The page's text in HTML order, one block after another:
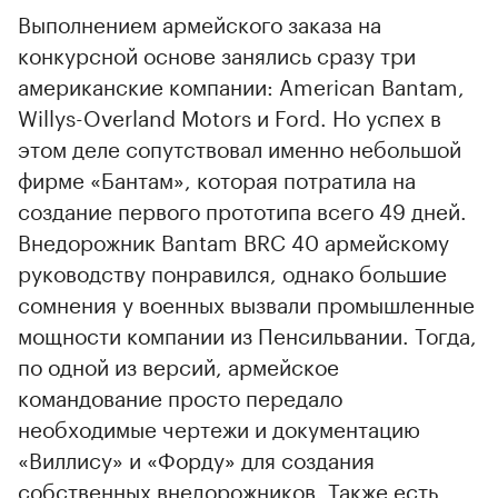
Выполнением армейского заказа на
конкурсной основе занялись сразу три
американские компании: American Bantam,
Willys-Overland Motors и Ford. Но успех в
этом деле сопутствовал именно небольшой
фирме «Бантам», которая потратила на
создание первого прототипа всего 49 дней.
Внедорожник Bantam BRC 40 армейскому
руководству понравился, однако большие
сомнения у военных вызвали промышленные
мощности компании из Пенсильвании. Тогда,
по одной из версий, армейское
командование просто передало
необходимые чертежи и документацию
«Виллису» и «Форду» для создания
собственных внедорожников. Также есть